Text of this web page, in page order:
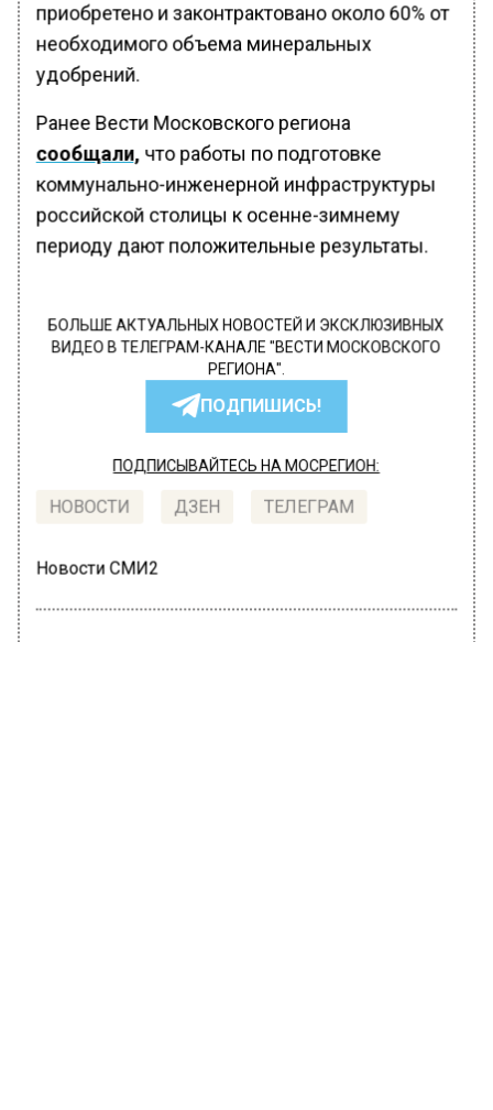
приобретено и законтрактовано около 60% от
необходимого объема минеральных
удобрений.
Ранее Вести Московского региона
сообщали, что работы по подготовке
коммунально-инженерной инфраструктуры
российской столицы к осенне-зимнему
периоду дают положительные результаты.
БОЛЬШЕ АКТУАЛЬНЫХ НОВОСТЕЙ И ЭКСКЛЮЗИВНЫХ
ВИДЕО В ТЕЛЕГРАМ-КАНАЛЕ "ВЕСТИ МОСКОВСКОГО
РЕГИОНА".
ПОДПИШИСЬ!
ПОДПИСЫВАЙТЕСЬ НА МОСРЕГИОН:
НОВОСТИ ДЗЕН ТЕЛЕГРАМ
Новости СМИ2